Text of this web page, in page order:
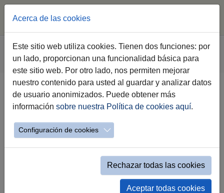
Saltar al contenido principal
Estás aquí:
Jerez.es Webs Municipales
Sala de Prensa
Nota de Prensa
Adjudicado en régimen de
arrendamiento el tercer local de
Forum Chapín para al
La nueva actividad es una carnicería, que
contará con ocho meses de carencia en el
Acerca de las cookies
Este sitio web utiliza cookies. Tienen dos funciones: por
un lado, proporcionan una funcionalidad básica para
este sitio web. Por otro lado, nos permiten mejorar
nuestro contenido para usted al guardar y analizar datos
de usuario anonimizados. Puede obtener más
información sobre nuestra Política de cookies aquí.
Configuración de cookies
Rechazar todas las cookies
Aceptar todas cookies